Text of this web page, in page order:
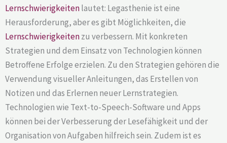
Lernschwierigkeitenlautet: Legasthenie ist eine
Herausforderung, aber es gibt Möglichkeiten, die
Lernschwierigkeitenzu verbessern. Mit konkreten
Strategien und dem Einsatz von Technologien können
Betroffene Erfolge erzielen. Zu den Strategien gehören die
Verwendung visueller Anleitungen, das Erstellen von
Notizen und das Erlernen neuer Lernstrategien.
Technologien wie Text-to-Speech-Software und Apps
können bei der Verbesserung der Lesefähigkeit und der
Organisation von Aufgaben hilfreich sein. Zudem ist es